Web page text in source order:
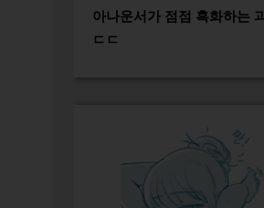
아나운서가 점점 흑화하는
ㄷㄷ